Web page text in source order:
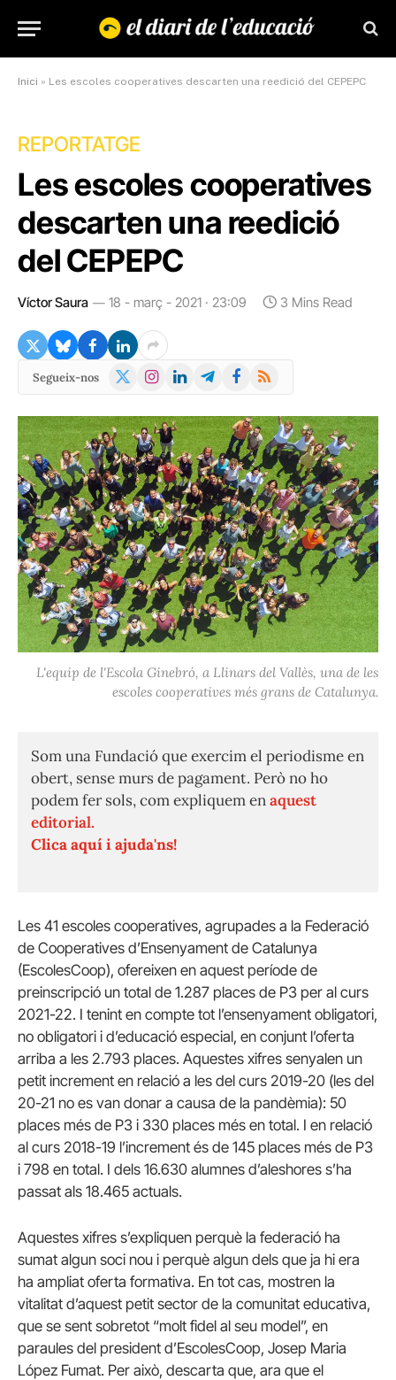
Inici » Les escoles cooperatives descarten una reedició del CEPEPC
REPORTATGE
Les escoles cooperatives
descarten una reedició
del CEPEPC
Víctor Saura 18 - març - 2021 · 23:09 3 Mins Read
Segueix-nos
X
Instagram
LinkedInTelegramFacebook
RSS
L'equip de l'Escola Ginebró, a Llinars del Vallès, una de les
escoles cooperatives més grans de Catalunya.
Som una Fundació que exercim el periodisme en
obert, sense murs de pagament. Però no ho
podem fer sols, com expliquem enaquest
editorial.
Clica aquí i ajuda'ns!
Les 41 escoles cooperatives, agrupades a la Federació
de Cooperatives d’Ensenyament de Catalunya
(EscolesCoop), ofereixen en aquest període de
preinscripció un total de 1.287 places de P3 per al curs
2021-22. I tenint en compte tot l’ensenyament obligatori,
no obligatori i d’educació especial, en conjunt l’oferta
arriba a les 2.793 places. Aquestes xifres senyalen un
petit increment en relació a les del curs 2019-20 (les del
20-21 no es van donar a causa de la pandèmia): 50
places més de P3 i 330 places més en total. I en relació
al curs 2018-19 l’increment és de 145 places més de P3
i 798 en total. I dels 16.630 alumnes d’aleshores s’ha
passat als 18.465 actuals.
Aquestes xifres s’expliquen perquè la federació ha
sumat algun soci nou i perquè algun dels que ja hi era
ha ampliat oferta formativa. En tot cas, mostren la
vitalitat d’aquest petit sector de la comunitat educativa,
que se sent sobretot “molt fidel al seu model”, en
paraules del president d’EscolesCoop, Josep Maria
López Fumat. Per això, descarta que, ara que el